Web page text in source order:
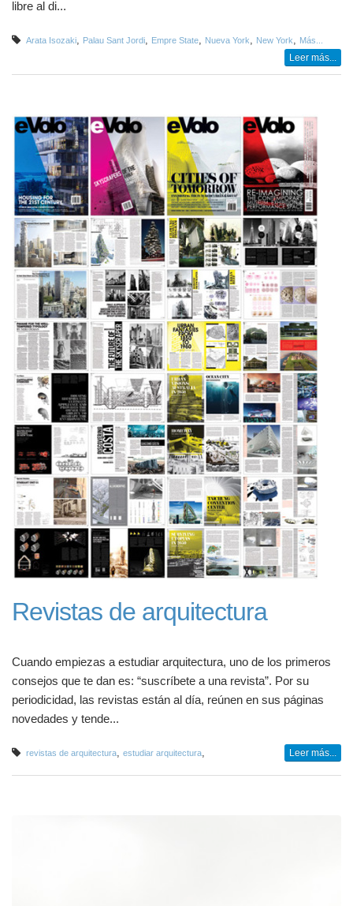
libre al di...
Arata Isozaki Palau Sant Jordi Empre State Nueva York New York Más...
Leer más...
Revistas de arquitectura
Cuando empiezas a estudiar arquitectura, uno de los primeros
consejos que te dan es: “suscríbete a una revista”. Por su
periodicidad, las revistas están al día, reúnen en sus páginas
novedades y tende...
revistas de arquitectura estudiar arquitectura Leer más...